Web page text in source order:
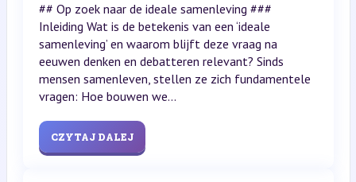
## Op zoek naar de ideale samenleving ###
Inleiding Wat is de betekenis van een ‘ideale
samenleving’ en waarom blijft deze vraag na
eeuwen denken en debatteren relevant? Sinds
mensen samenleven, stellen ze zich fundamentele
vragen: Hoe bouwen we...
CZYTAJ DALEJ